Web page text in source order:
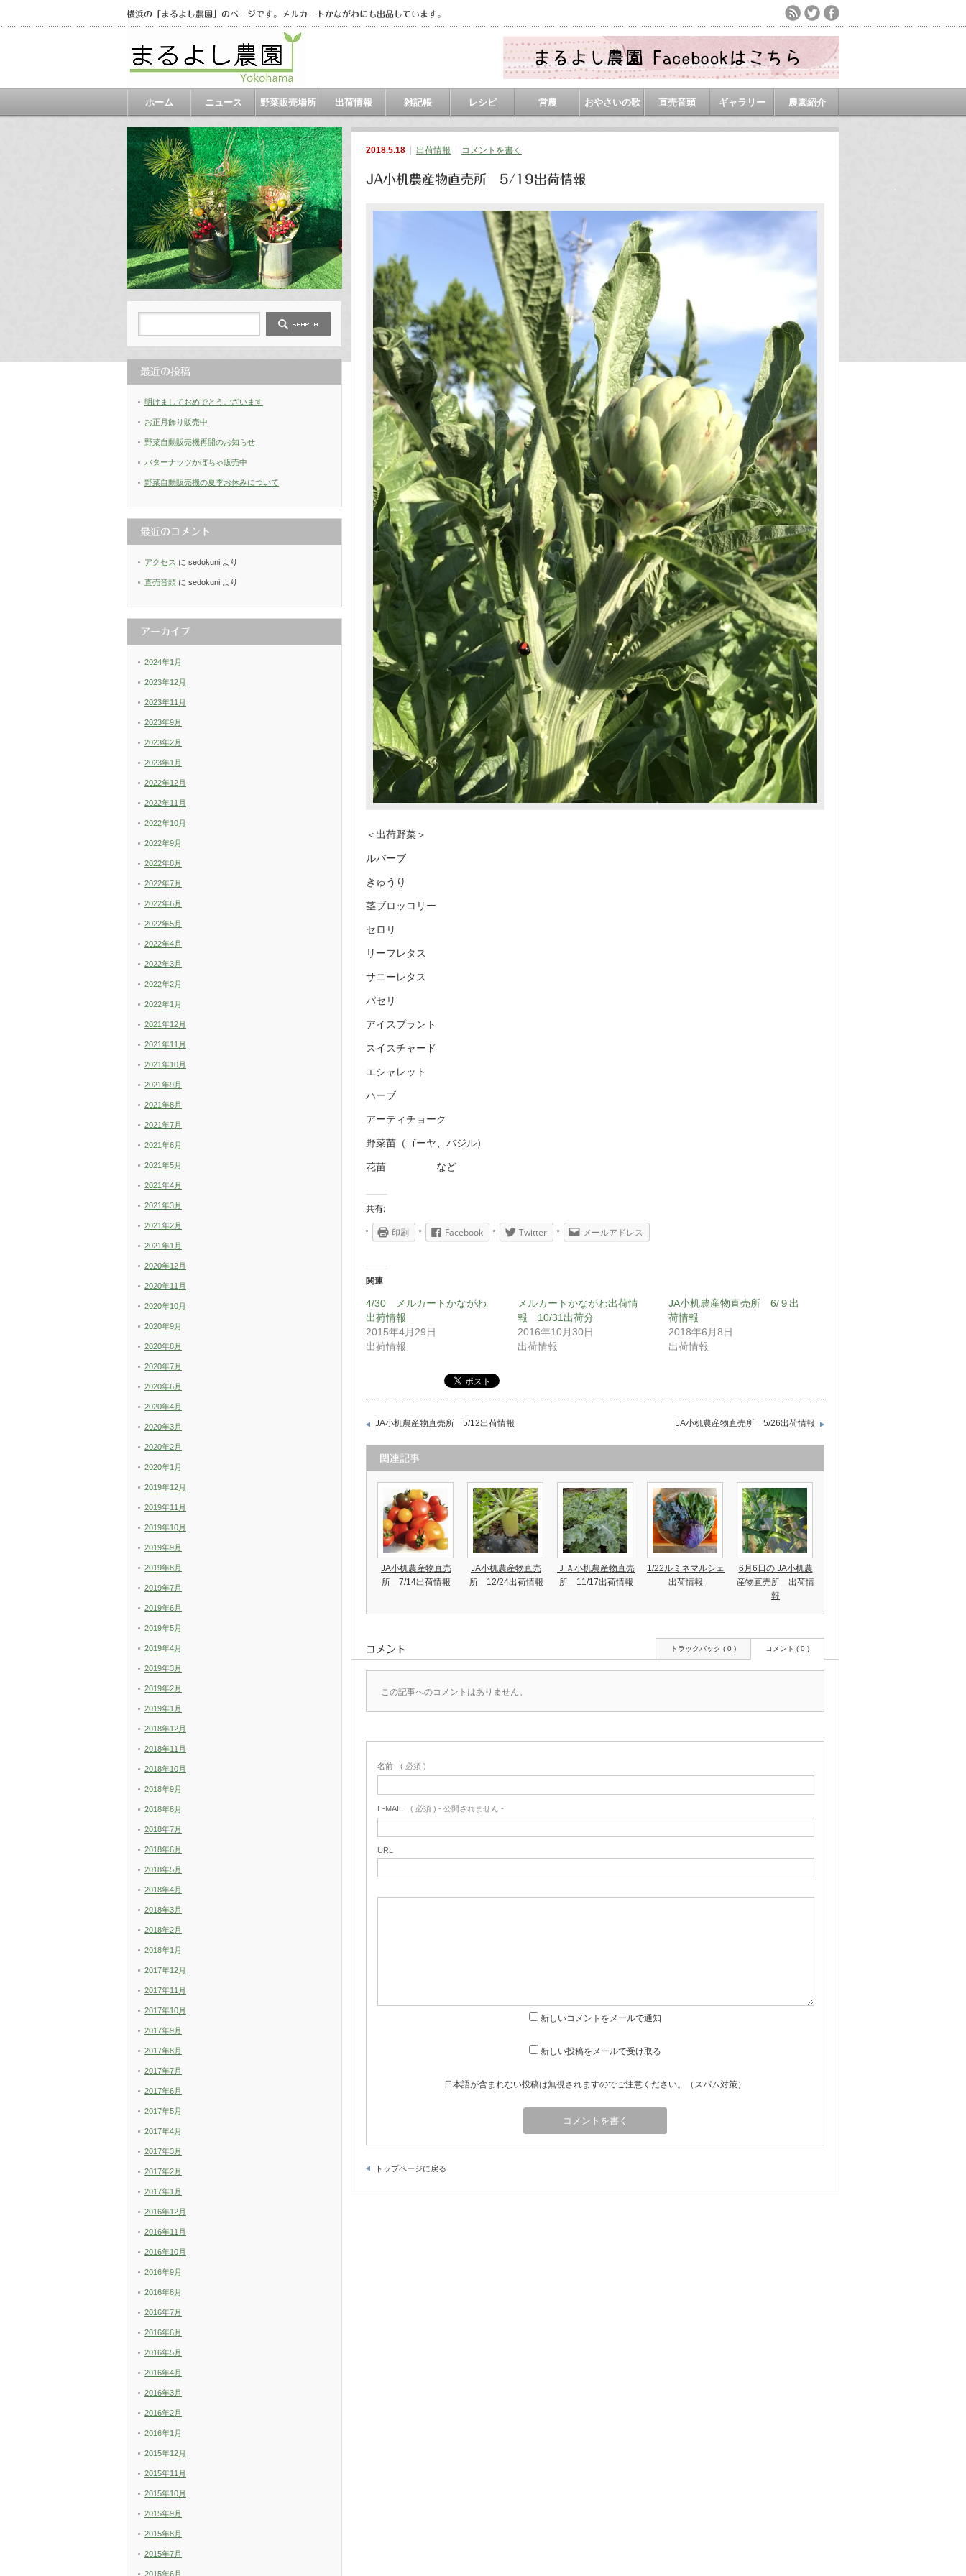
横浜の「まるよし農園」のページです。メルカートかながわにも出品しています。
ホーム ニュース 野菜販売場所 出荷情報 雑記帳 レシピ 営農 おやさいの歌 直売音頭 ギャラリー 農園紹介
2018.5.18 出荷情報 コメントを書く
JA小机農産物直売所 5/19出荷情報
＜出荷野菜＞
ルバーブ
きゅうり
茎ブロッコリー
セロリ
リーフレタス
サニーレタス
パセリ
アイスプラント
スイスチャード
エシャレット
ハーブ
アーティチョーク
野菜苗（ゴーヤ、バジル）
花苗 など
共有:
印刷 Facebook Twitter メールアドレス
関連
4/30 メルカートかながわ
出荷情報
2015年4月29日
出荷情報
メルカートかながわ出荷情
報 10/31出荷分
2016年10月30日
出荷情報
JA小机農産物直売所 6/９出
荷情報
2018年6月8日
出荷情報
JA小机農産物直売所 5/12出荷情報 JA小机農産物直売所 5/26出荷情報
関連記事
JA小机農産物直売
所 7/14出荷情報
JA小机農産物直売
所 12/24出荷情報
ＪＡ小机農産物直売
所 11/17出荷情報
1/22ルミネマルシェ
出荷情報
6月6日の JA小机農
産物直売所 出荷情
報
コメント トラックバック ( 0 ) コメント ( 0 )
この記事へのコメントはありません。
名前 ( 必須 )
E-MAIL ( 必須 ) - 公開されません -
URL
新しいコメントをメールで通知
新しい投稿をメールで受け取る
日本語が含まれない投稿は無視されますのでご注意ください。（スパム対策）
トップページに戻る
最近の投稿
明けましておめでとうございます
お正月飾り販売中
野菜自動販売機再開のお知らせ
バターナッツかぼちゃ販売中
野菜自動販売機の夏季お休みについて
最近のコメント
アクセス に sedokuni より
直売音頭 に sedokuni より
アーカイブ
2024年1月
2023年12月
2023年11月
2023年9月
2023年2月
2023年1月
2022年12月
2022年11月
2022年10月
2022年9月
2022年8月
2022年7月
2022年6月
2022年5月
2022年4月
2022年3月
2022年2月
2022年1月
2021年12月
2021年11月
2021年10月
2021年9月
2021年8月
2021年7月
2021年6月
2021年5月
2021年4月
2021年3月
2021年2月
2021年1月
2020年12月
2020年11月
2020年10月
2020年9月
2020年8月
2020年7月
2020年6月
2020年4月
2020年3月
2020年2月
2020年1月
2019年12月
2019年11月
2019年10月
2019年9月
2019年8月
2019年7月
2019年6月
2019年5月
2019年4月
2019年3月
2019年2月
2019年1月
2018年12月
2018年11月
2018年10月
2018年9月
2018年8月
2018年7月
2018年6月
2018年5月
2018年4月
2018年3月
2018年2月
2018年1月
2017年12月
2017年11月
2017年10月
2017年9月
2017年8月
2017年7月
2017年6月
2017年5月
2017年4月
2017年3月
2017年2月
2017年1月
2016年12月
2016年11月
2016年10月
2016年9月
2016年8月
2016年7月
2016年6月
2016年5月
2016年4月
2016年3月
2016年2月
2016年1月
2015年12月
2015年11月
2015年10月
2015年9月
2015年8月
2015年7月
2015年6月